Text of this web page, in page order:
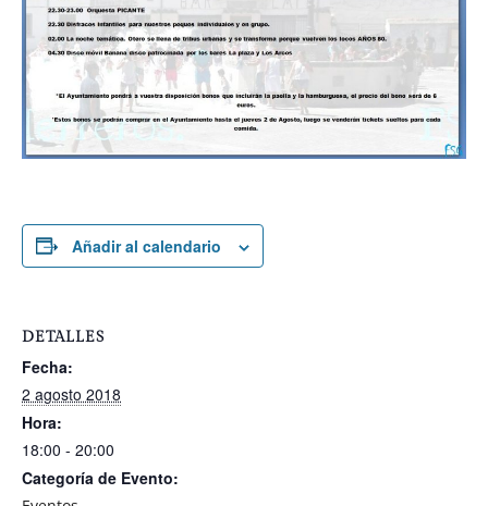
Añadir al calendario
DETALLES
Fecha:
2 agosto 2018
Hora:
18:00 - 20:00
Categoría de Evento: